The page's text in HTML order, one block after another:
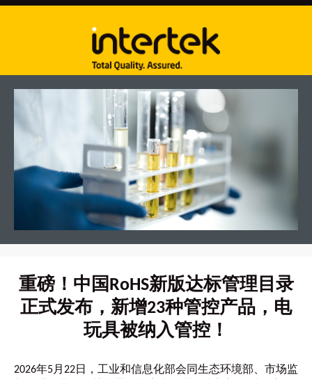
重磅！中国RoHS新版达标管理目录
正式发布，新增23种管控产品，电
玩具被纳入管控！
2026年5月22日，工业和信息化部会同生态环境部、市场监